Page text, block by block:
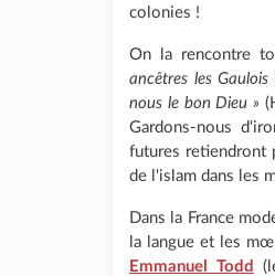
colonies !
On la rencontre
ancêtres les
nous le bon Dieu »
Gardons-nous
futures retiendront
de l'islam dans les
Dans la France
la langue et les
Emmanuel Todd